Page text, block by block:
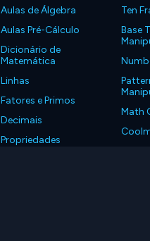
Aulas de Álgebra
Aulas Pré-Cálculo
Dicionário de
Matemática
Linhas
Fatores e Primos
Decimais
Propriedades
Ten
Base
Math